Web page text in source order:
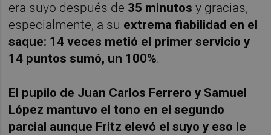
era suyo después de 35 minutosy gracias,
especialmente, a su extrema fiabilidad en el
saque: 14 veces metió el primer servicio y
14 puntos sumó, un 100%.
El pupilo de Juan Carlos Ferrero y Samuel
López mantuvo el tono en el segundo
parcial aunque Fritz elevó el suyo y eso le